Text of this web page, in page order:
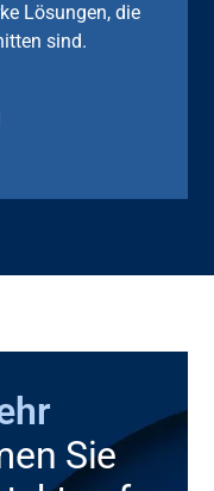
Lösungen, die
sind.
Sie